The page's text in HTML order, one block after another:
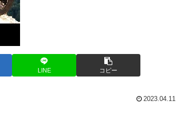
LINE コピー
2023.04.11